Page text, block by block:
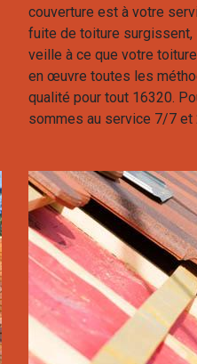
couverture est à votre
fuite de toiture surgissent,
veille à ce que votre
en œuvre toutes les
qualité pour tout 16320.
sommes au service 7/7 et